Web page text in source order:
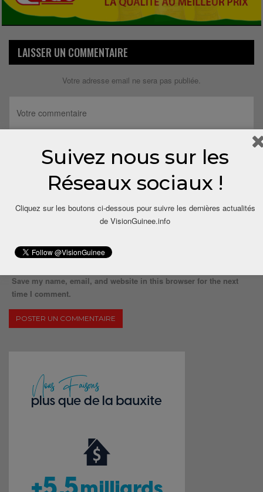
LAISSER UN COMMENTAIRE
Votre adresse email ne sera pas publiée.
Save my name, email, and website in this browser for the next
time I comment.
Suivez nous sur les
Réseaux sociaux !
Cliquez sur les boutons ci-dessous pour suivre les dernières actualités
de VisionGuinee.info